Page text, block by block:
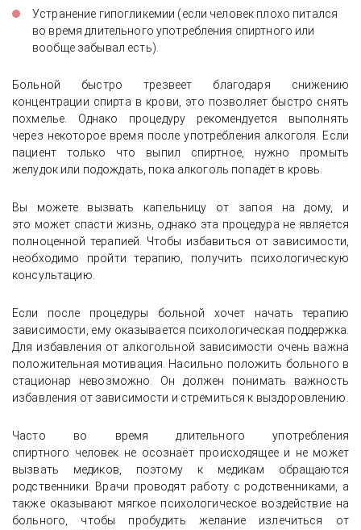
Устранение гипогликемии (если человек плохо питался
во время длительного употребления спиртного или
вообще забывал есть).
Больной быстро трезвеет благодаря снижению
концентрации спирта в крови, это позволяет быстро снять
похмелье. Однако процедуру рекомендуется выполнять
через некоторое время после употребления алкоголя. Если
пациент только что выпил спиртное, нужно промыть
желудок или подождать, пока алкоголь попадёт в кровь.
Вы можете вызвать капельницу от запоя на дому, и
это может спасти жизнь, однако эта процедура не является
полноценной терапией. Чтобы избавиться от зависимости,
необходимо пройти терапию, получить психологическую
консультацию.
Если после процедуры больной хочет начать терапию
зависимости, ему оказывается психологическая поддержка.
Для избавления от алкогольной зависимости очень важна
положительная мотивация. Насильно положить больного в
стационар невозможно. Он должен понимать важность
избавления от зависимости и стремиться к выздоровлению.
Часто во время длительного употребления
спиртного человек не осознаёт происходящее и не может
вызвать медиков, поэтому к медикам обращаются
родственники. Врачи проводят работу с родственниками, а
также оказывают мягкое психологическое воздействие на
больного, чтобы пробудить желание излечиться от